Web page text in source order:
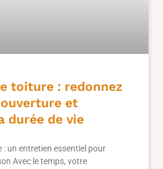
toiture : redonnez
et
durée de vie
un entretien essentiel pour
Avec le temps, votre